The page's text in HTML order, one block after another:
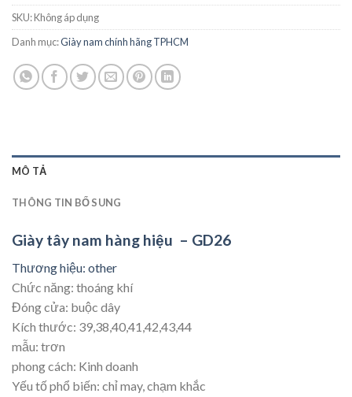
SKU:Không áp dụng
Danh mục:Giày nam chính hãng TPHCM
MÔ TẢ
THÔNG TIN BỔ SUNG
Giày tây nam hàng hiệu – GD26
Thương hiệu: other
Chức năng: thoáng khí
Đóng cửa: buộc dây
Kích thước: 39,38,40,41,42,43,44
mẫu: trơn
phong cách: Kinh doanh
Yếu tố phổ biến: chỉ may, chạm khắc